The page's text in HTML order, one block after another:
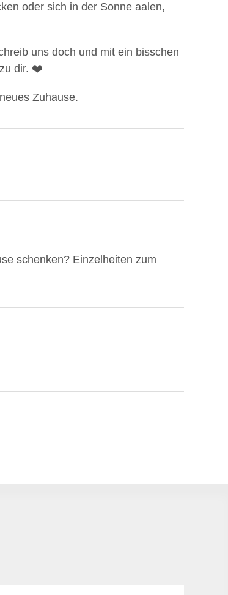
oder sich in der Sonne aalen,
uns doch und mit ein bisschen
dir. ❤️
Zuhause.
schenken? Einzelheiten zum